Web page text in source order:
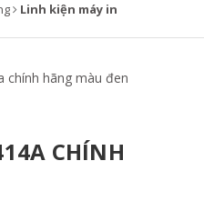
Linh kiện máy in
CHÍNH